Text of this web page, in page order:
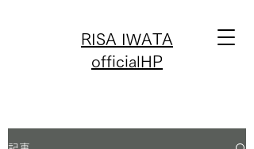
RISA IWATA
officialHP